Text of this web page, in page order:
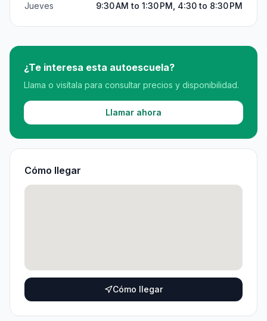
Jueves
9:30 AM to 1:30 PM, 4:30 to 8:30 PM
¿Te interesa esta autoescuela?
Llama o visítala para consultar precios y disponibilidad.
Llamar ahora
Cómo llegar
Cómo llegar